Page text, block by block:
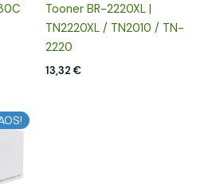
Tooner BR-2220XL |
TN2220XL / TN2010 / TN-
2220
13,32 €